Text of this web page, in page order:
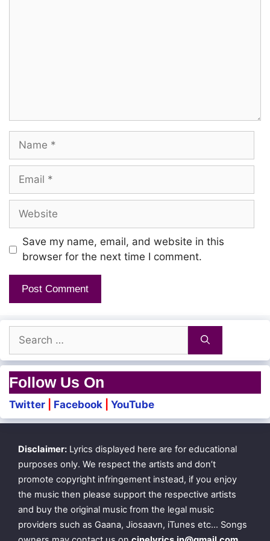
Thavari vizhuntha porul pol
Enai eduthaayada
Thavanai muraiyil unai naan
Sirai pidithenada
Pillai polae ennai
Kaiyil yenthu
Ellai yethum illai
Sahaayanae! sahaayanae!
Kanavilum kaanaatha vagaiyinil
Un thottram enakkullae koochal poda
Un pechu alavilla aattam poda
Iranthu iranthu pirakkum nilai ithu thaanada
Magizhnthu magizhnthu marikkum varam
Name
Email
Website
Save my name, email, and website in this
browser for the next time I comment.
Search
for:
Follow Us On
Twitter Facebook YouTube
Disclaimer: Lyrics displayed here are for educational
purposes only. We respect the artists and don’t
promote copyright infringement instead, if you enjoy
the music then please support the respective artists
and buy the original music from the legal music
providers such as Gaana, Jiosaavn, iTunes etc… Songs